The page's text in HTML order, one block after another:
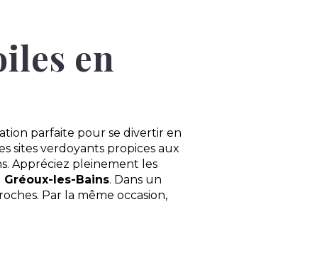
en
parfaite pour se divertir en
sites verdoyants propices aux
Appréciez pleinement les
les-Bains. Dans un
Par la même occasion,